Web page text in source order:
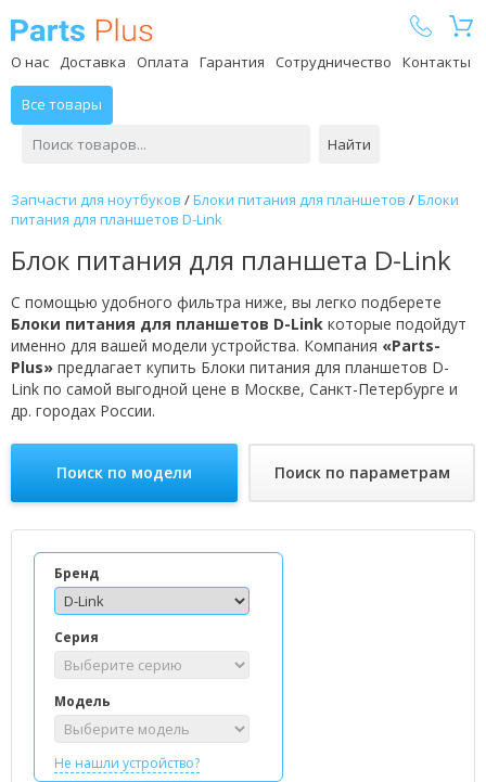
О нас Доставка Оплата Гарантия Сотрудничество Контакты
Все товары
Найти
Запчасти для ноутбуков /Блоки питания для планшетов /Блоки
питания для планшетов D-Link
Блок питания для планшета D-Link
С помощью удобного фильтра ниже, вы легко подберете
Блоки питания для планшетов D-Link которые подойдут
именно для вашей модели устройства. Компания «Parts-
Plus» предлагает купить Блоки питания для планшетов D-
Link по самой выгодной цене в Москве, Санкт-Петербурге и
др. городах России.
Поиск по модели Поиск по параметрам
Бренд
Серия
Модель
Не нашли устройство?